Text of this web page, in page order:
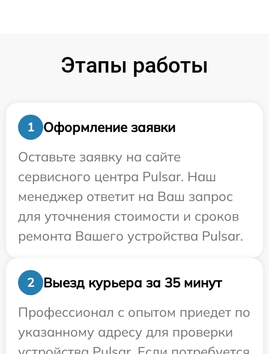
Этапы работы
1
Оформление заявки
Оставьте заявку на сайте
сервисного центра Pulsar. Наш
менеджер ответит на Ваш запрос
для уточнения стоимости и сроков
ремонта Вашего устройства Pulsar.
2
Выезд курьера за 35 минут
Профессионал с опытом приедет по
указанному адресу для проверки